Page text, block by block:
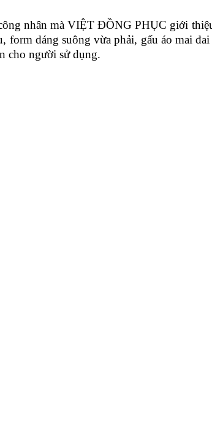
nhân mà VIỆT ĐỒNG PHỤC giới
form dáng suông vừa phải, gấu áo mai
cho người sử dụng.